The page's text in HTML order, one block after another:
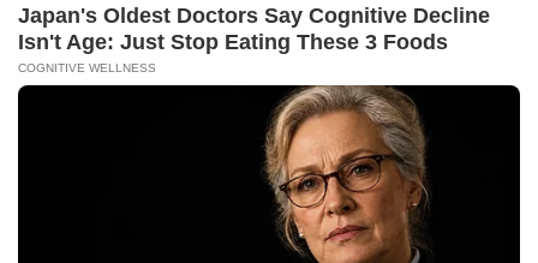
ВЕСТИ ОД СВЕТОТ